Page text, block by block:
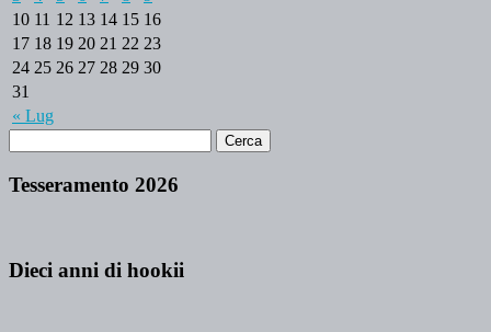
« Lug
10 11 12 13 14 15 16
17 18 19 20 21 22 23
24 25 26 27 28 29 30
31
Tesseramento 2026
Dieci anni di hookii